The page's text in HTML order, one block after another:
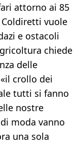
attorno ai 85
vuole
e ostacoli
chiede
delle
crollo dei
tutti si fanno
nostre
moda vanno
una sola